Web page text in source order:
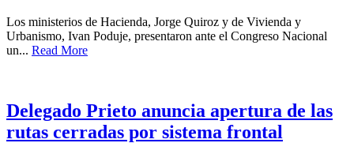
Los ministerios de Hacienda, Jorge Quiroz y de Vivienda y
Urbanismo, Ivan Poduje, presentaron ante el Congreso Nacional
un... Read More
Delegado Prieto anuncia apertura de las
rutas cerradas por sistema frontal